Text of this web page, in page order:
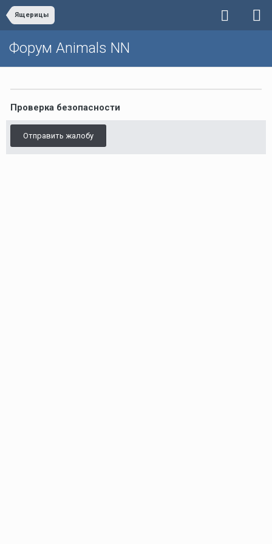
Ящерицы
Форум Animals NN
Проверка безопасности
Отправить жалобу